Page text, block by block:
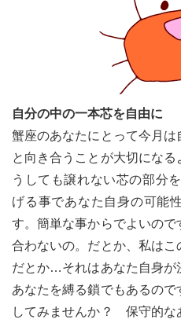
自分の中の一本芯を自由に
蟹座のあなたにとって今月
と向き合うことが大切にな
うしても譲れない芯の部分
げる事であなた自身の可能
す。簡単な事からでよいの
合わないの。だとか、私はこ
だとか…それはあなた自身が
あなたを縛る鎖でもあるの
してみませんか？ 保守的な